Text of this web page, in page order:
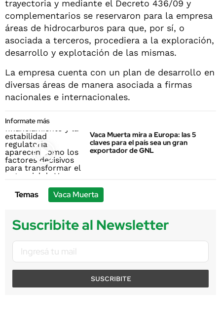
trayectoria y mediante el Decreto 436/09 y
complementarios se reservaron para la empresa
áreas de hidrocarburos para que, por sí, o
asociada a terceros, procediera a la exploración,
desarrollo y explotación de las mismas.
La empresa cuenta con un plan de desarrollo en
diversas áreas de manera asociada a firmas
nacionales e internacionales.
Informate más
Vaca Muerta mira a Europa: las 5
claves para el país sea un gran
exportador de GNL
Temas Vaca Muerta
Suscribite al Newsletter
SUSCRIBITE